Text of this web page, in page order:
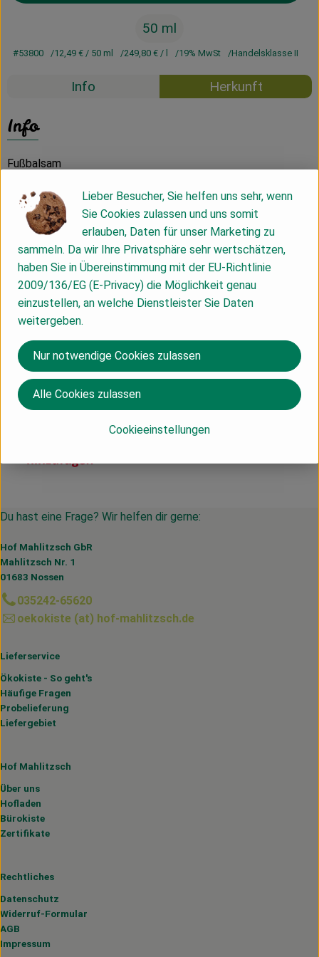
50 ml
#53800 12,49 €/ 50 ml 249,80 €/ l 19% MwSt Handelsklasse II
Info Herkunft
Info
Fußbalsam
Produktinformationen
Produktdatenblatt
Herkunft
Martina Gebhardt
Du hast eine Frage? Wir helfen dir gerne:
Hof Mahlitzsch GbR
Mahlitzsch Nr. 1
01683 Nossen
035242-65620
oekokiste (at) hof-mahlitzsch.de
Lieferservice
Ökokiste - So geht's
Häufige Fragen
Probelieferung
Liefergebiet
Hof Mahlitzsch
Über uns
Hofladen
Bürokiste
Zertifikate
Rechtliches
Datenschutz
Widerruf-Formular
AGB
Impressum
Lieber Besucher, Sie helfen uns sehr, wenn
Sie Cookies zulassen und uns somit
erlauben, Daten für unser Marketing zu
sammeln. Da wir Ihre Privatsphäre sehr wertschätzen,
haben Sie in Übereinstimmung mit der EU-Richtlinie
2009/136/EG (E-Privacy) die Möglichkeit genau
einzustellen, an welche Dienstleister Sie Daten
weitergeben.
Cookieeinstellungen
Nur notwendige Cookies zulassen
Alle Cookies zulassen